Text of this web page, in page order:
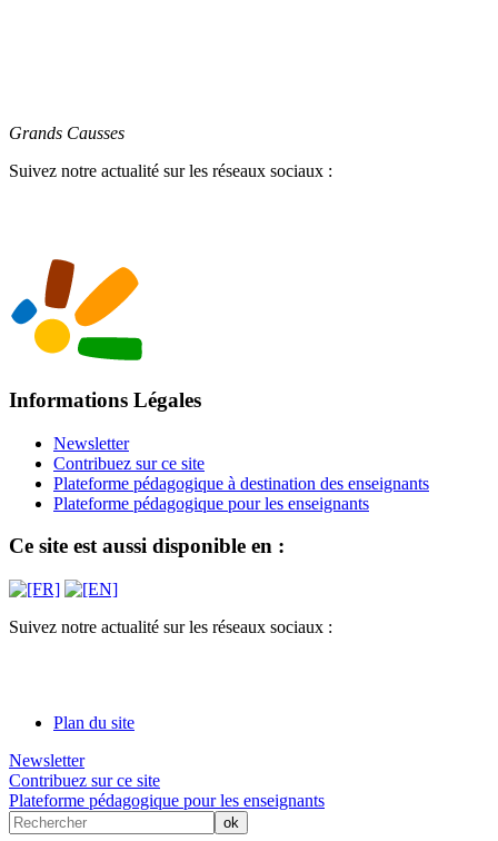
Grands Causses
Suivez notre actualité sur les réseaux sociaux :
Informations Légales
Newsletter
Contribuez sur ce site
Plateforme pédagogique à destination des enseignants
Plateforme pédagogique pour les enseignants
Ce site est aussi disponible en :
Suivez notre actualité sur les réseaux sociaux :
Plan du site
Newsletter
Contribuez sur ce site
Plateforme pédagogique pour les enseignants